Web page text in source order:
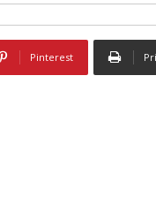
Pinterest